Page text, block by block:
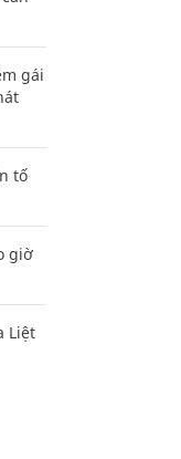
gái
tố
giờ
Liệt